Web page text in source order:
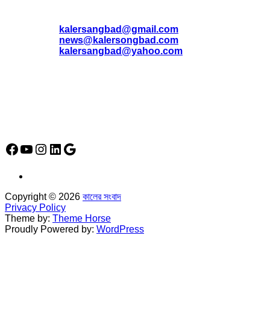
kalersangbad@gmail.com
news@kalersongbad.com
kalersangbad@yahoo.com
Facebook
YouTube
Instagram
LinkedIn
Google
Copyright © 2026 কালের সংবাদ
Privacy Policy
Theme by: Theme Horse
Proudly Powered by: WordPress